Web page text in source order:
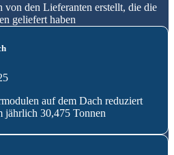
den Lieferanten erstellt, die die
geliefert haben
auf dem Dach reduziert
jährlich 30,475 Tonnen